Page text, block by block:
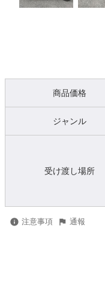
商品価格
ジャンル
受け渡し場所
注意事項 通報